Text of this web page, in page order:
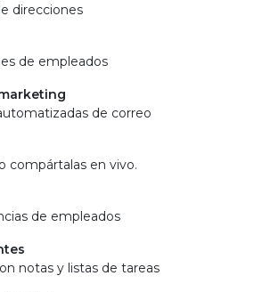
direcciones
de empleados
de correo
compártalas en vivo.
de empleados
notas y listas de tareas